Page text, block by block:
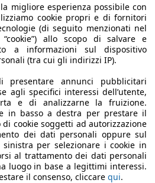
migliore esperienza possibile con
cookie propri e di fornitori
(di seguito menzionati nel
allo scopo di salvare e
a informazioni sul dispositivo
(tra cui gli indirizzi IP).
presentare annunci pubblicitari
agli specifici interessi dell’utente,
e di analizzarne la fruizione.
in basso a destra per prestare il
di cookie soggetti ad autorizzazione
dei dati personali oppure sul
per selezionare i cookie in
al trattamento dei dati personali
luogo in base a legittimi interessi.
il consenso, cliccare qui.